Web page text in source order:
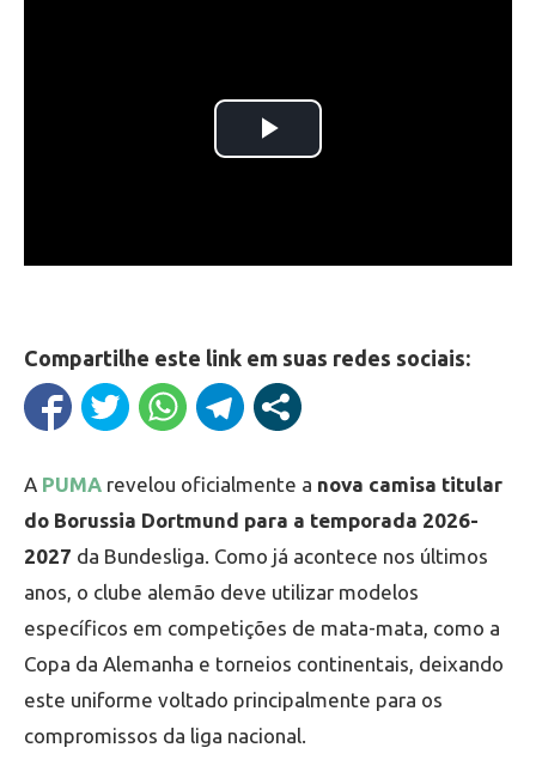
Compartilhe este link em suas redes sociais:
A PUMA revelou oficialmente a nova camisa titular
do Borussia Dortmund para a temporada 2026-
2027 da Bundesliga. Como já acontece nos últimos
anos, o clube alemão deve utilizar modelos
específicos em competições de mata-mata, como a
Copa da Alemanha e torneios continentais, deixando
este uniforme voltado principalmente para os
compromissos da liga nacional.